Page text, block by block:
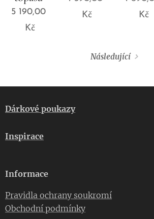
5 190,00
Kč
Kč
Kč
Následující
Dárkové poukazy
Inspirace
Informace
Pravidla ochrany soukromí
Obchodní podmínky